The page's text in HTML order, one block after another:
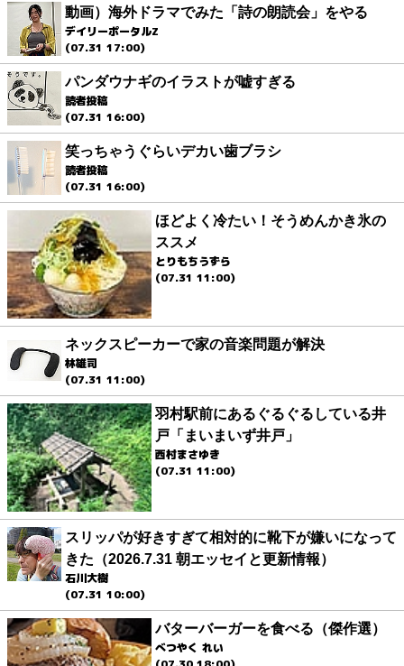
動画）海外ドラマでみた「詩の朗読会」をやる
デイリーポータルZ
(07.31 17:00)
パンダウナギのイラストが嘘すぎる
読者投稿
(07.31 16:00)
笑っちゃうぐらいデカい歯ブラシ
読者投稿
(07.31 16:00)
ほどよく冷たい！そうめんかき氷の
ススメ
とりもちうずら
(07.31 11:00)
ネックスピーカーで家の音楽問題が解決
林雄司
(07.31 11:00)
羽村駅前にあるぐるぐるしている井
戸「まいまいず井戸」
西村まさゆき
(07.31 11:00)
スリッパが好きすぎて相対的に靴下が嫌いになって
きた（2026.7.31 朝エッセイと更新情報）
石川大樹
(07.31 10:00)
バターバーガーを食べる（傑作選）
べつやく れい